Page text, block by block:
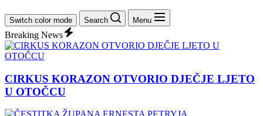
Switch color mode Search Menu
Breaking News
CIRKUS KORAZON OTVORIO DJEČJE LJETO
U OTOČCU